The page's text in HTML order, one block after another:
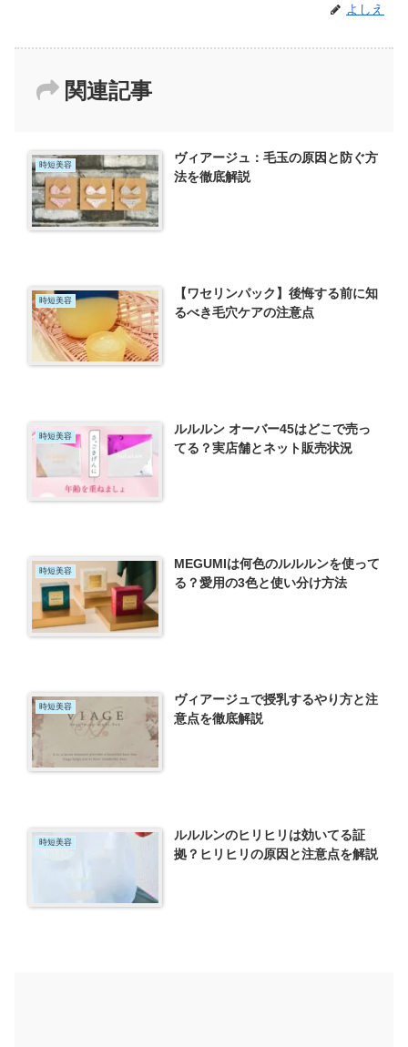
よしえ
関連記事
時短美容
ヴィアージュ：毛玉の原因と防ぐ方
法を徹底解説
時短美容
【ワセリンパック】後悔する前に知
るべき毛穴ケアの注意点
時短美容
ルルルン オーバー45はどこで売っ
てる？実店舗とネット販売状況
時短美容
MEGUMIは何色のルルルンを使って
る？愛用の3色と使い分け方法
時短美容
ヴィアージュで授乳するやり方と注
意点を徹底解説
時短美容
ルルルンのヒリヒリは効いてる証
拠？ヒリヒリの原因と注意点を解説